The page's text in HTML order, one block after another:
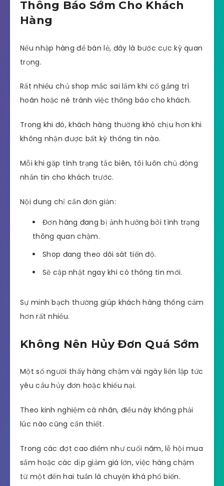
Thông Báo Sớm Cho Khách
Hàng
Nếu nhập hàng để bán lẻ, đây là bước cực kỳ quan
trọng.
Rất nhiều chủ shop mắc sai lầm khi cố gắng trì
hoãn hoặc né tránh việc thông báo cho khách.
Trong khi đó, khách hàng thường khó chịu hơn khi
không nhận được bất kỳ thông tin nào.
Mỗi khi gặp tình trạng tắc biên, tôi luôn chủ động
nhắn tin cho khách trước.
Nội dung chỉ cần đơn giản:
Đơn hàng đang bị ảnh hưởng bởi tình trạng
thông quan chậm.
Shop đang theo dõi sát tiến độ.
Sẽ cập nhật ngay khi có thông tin mới.
Sự minh bạch thường giúp khách hàng thông cảm
hơn rất nhiều.
Không Nên Hủy Đơn Quá Sớm
Một số người thấy hàng chậm vài ngày liền lập tức
yêu cầu hủy đơn hoặc khiếu nại.
Theo kinh nghiệm cá nhân, điều này không phải
lúc nào cũng cần thiết.
Trong các đợt cao điểm như cuối năm, lễ hội mua
sắm hoặc các dịp giảm giá lớn, việc hàng chậm
từ một đến hai tuần là chuyện khá phổ biến.